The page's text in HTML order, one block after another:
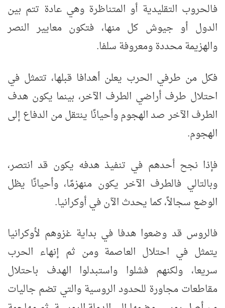
فالحروب التقليدية أو المتناظرة وهي عادة تتم بين
الدول أو جيوش كل منها، فتكون معايير النصر
والهزيمة محددة ومعروفة سلفا.
فكل من طرفي الحرب يعلن أهدافا قبلها، تتمثل في
احتلال طرف أراضي الطرف الآخر، بينما يكون هدف
الطرف الآخر صد الهجوم وأحيانًا ينتقل من الدفاع إلى
الهجوم.
فإذا نجح أحدهم في تنفيذ هدفه يكون قد انتصر،
وبالتالي فالطرف الآخر يكون منهزمًا، وأحيانًا يظل
الوضع سجالاً، كما يحدث الآن في أوكرانيا.
فالروس قد وضعوا هدفا في بداية غزوهم لأوكرانيا
يتمثل في احتلال العاصمة ومن ثم إنهاء الحرب
سريعا، ولكنهم فشلوا واستبدلوا الهدف باحتلال
مقاطعات مجاورة للحدود الروسية والتي تضم جاليات